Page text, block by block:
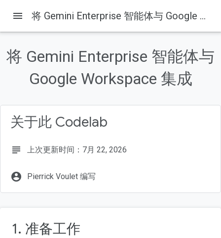
什么是 Gemini Enterprise？
什么是 Google Workspace？
哪些类型的自定义集成？
前提条件
menu 将 Gemini Enterprise 智能体与 Google Workspace 集成
将 Gemini Enterprise 智能体与
Google Workspace 集成
关于此 Codelab
subject 上次更新时间：7月 22, 2026
account_circle Pierrick Voulet 编写
1. 准备工作